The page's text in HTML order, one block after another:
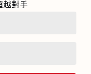
越對手